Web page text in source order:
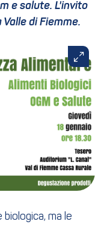
e salute. L'invito
di Fiemme.
biologica, ma le